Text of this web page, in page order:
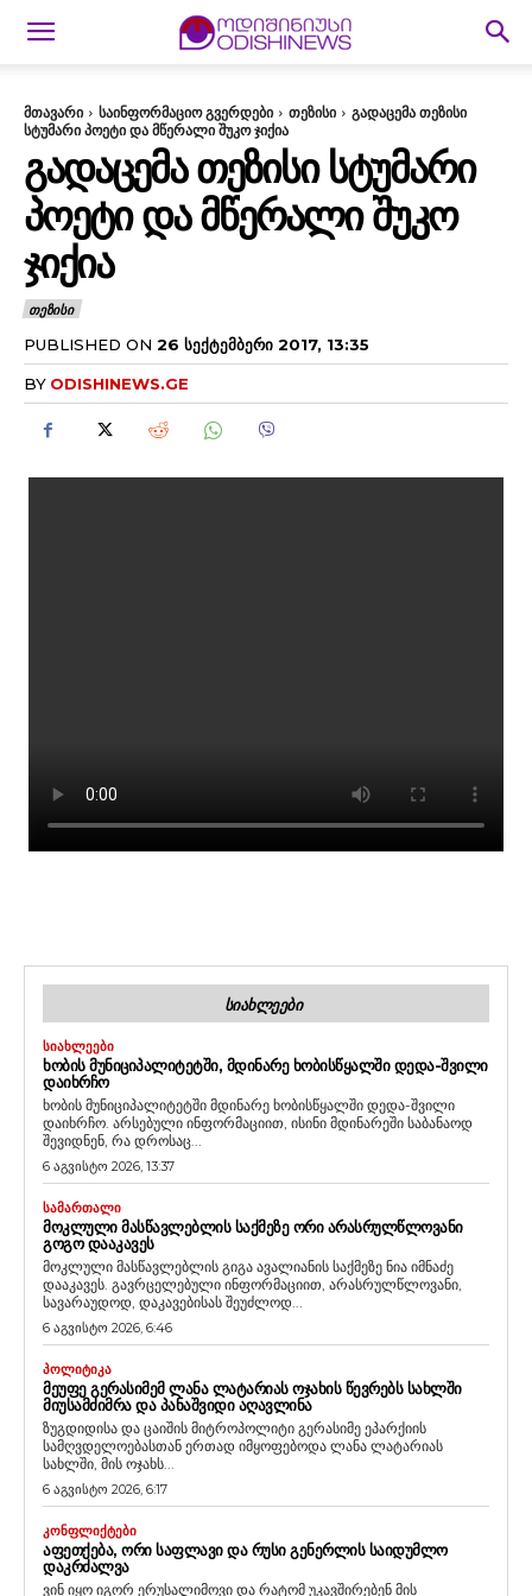
მთავარი საინფორმაციო გვერდები თეზისი
გადაცემა თეზისი
სტუმარი პოეტი და მწერალი შუკო ჯიქია
ᲒᲐᲓᲐᲪᲔᲛᲐ ᲗᲔᲖᲘᲡᲘ ᲡᲢᲣᲛᲐᲠᲘ
ᲞᲝᲔᲢᲘ ᲓᲐ ᲛᲬᲔᲠᲐᲚᲘ ᲨᲣᲙᲝ
ᲯᲘᲥᲘᲐ
ᲗᲔᲖᲘᲡᲘ
PUBLISHED ON 26 ᲡᲔᲥᲢᲔᲛᲑᲔᲠᲘ 2017, 13:35
BY ODISHINEWS.GE
ᲡᲘᲐᲮᲚᲔᲔᲑᲘ
ᲡᲘᲐᲮᲚᲔᲔᲑᲘ
ᲮᲝᲑᲘᲡ ᲛᲣᲜᲘᲪᲘᲞᲐᲚᲘᲢᲔᲢᲨᲘ, ᲛᲓᲘᲜᲐᲠᲔ ᲮᲝᲑᲘᲡᲬᲧᲐᲚᲨᲘ ᲓᲔᲓᲐ-ᲨᲕᲘᲚᲘ
ᲓᲐᲘᲮᲠᲩᲝ
ხობის მუნიციპალიტეტში მდინარე ხობისწყალში დედა-შვილი
დაიხრჩო. არსებული ინფორმაციით, ისინი მდინარეში საბანაოდ
შევიდნენ, რა დროსაც...
6 აგვისტო 2026, 13:37
ᲡᲐᲛᲐᲠᲗᲐᲚᲘ
ᲛᲝᲙᲚᲣᲚᲘ ᲛᲐᲡᲬᲐᲕᲚᲔᲑᲚᲘᲡ ᲡᲐᲥᲛᲔᲖᲔ ᲝᲠᲘ ᲐᲠᲐᲡᲠᲣᲚᲬᲚᲝᲕᲐᲜᲘ
ᲒᲝᲒᲝ ᲓᲐᲐᲙᲐᲕᲔᲡ
მოკლული მასწავლებლის გიგა ავალიანის საქმეზე ნია იმნაძე
დააკავეს. გავრცელებული ინფორმაციით, არასრულწლოვანი,
სავარაუდოდ, დაკავებისას შეუძლოდ...
6 აგვისტო 2026, 6:46
ᲞᲝᲚᲘᲢᲘᲙᲐ
ᲛᲔᲣᲤᲔ ᲒᲔᲠᲐᲡᲘᲛᲔᲛ ᲚᲐᲜᲐ ᲚᲐᲢᲐᲠᲘᲐᲡ ᲝᲯᲐᲮᲘᲡ ᲬᲔᲕᲠᲔᲑᲡ ᲡᲐᲮᲚᲨᲘ
ᲛᲘᲣᲡᲐᲛᲫᲘᲛᲠᲐ ᲓᲐ ᲞᲐᲜᲐᲨᲕᲘᲓᲘ ᲐᲦᲐᲕᲚᲘᲜᲐ
ზუგდიდისა და ცაიშის მიტროპოლიტი გერასიმე ეპარქიის
სამღვდელოებასთან ერთად იმყოფებოდა ლანა ლატარიას
სახლში, მის ოჯახს...
6 აგვისტო 2026, 6:17
ᲙᲝᲜᲤᲚᲘᲥᲢᲔᲑᲘ
ᲐᲤᲔᲗᲥᲔᲑᲐ, ᲝᲠᲘ ᲡᲐᲤᲚᲐᲕᲘ ᲓᲐ ᲠᲣᲡᲘ ᲒᲔᲜᲔᲠᲚᲘᲡ ᲡᲐᲘᲓᲣᲛᲚᲝ
ᲓᲐᲙᲠᲫᲐᲚᲕᲐ
ვინ იყო იგორ ერუსალიმოვი და რატომ უკავშირებენ მის